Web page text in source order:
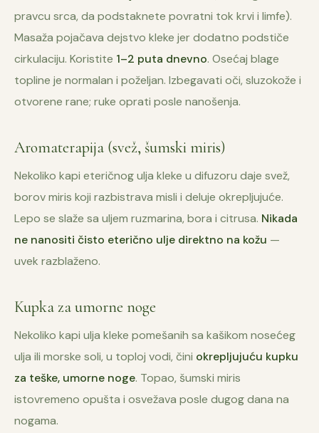
pravcu srca, da podstaknete povratni tok krvi i limfe).
Masaža pojačava dejstvo kleke jer dodatno podstiče
cirkulaciju. Koristite 1–2 puta dnevno. Osećaj blage
topline je normalan i poželjan. Izbegavati oči, sluzokože i
otvorene rane; ruke oprati posle nanošenja.
Aromaterapija (svež, šumski miris)
Nekoliko kapi eteričnog ulja kleke u difuzoru daje svež,
borov miris koji razbistrava misli i deluje okrepljujuće.
Lepo se slaže sa uljem ruzmarina, bora i citrusa. Nikada
ne nanositi čisto eterično ulje direktno na kožu —
uvek razblaženo.
Kupka za umorne noge
Nekoliko kapi ulja kleke pomešanih sa kašikom nosećeg
ulja ili morske soli, u toploj vodi, čini okrepljujuću kupku
za teške, umorne noge. Topao, šumski miris
istovremeno opušta i osvežava posle dugog dana na
nogama.